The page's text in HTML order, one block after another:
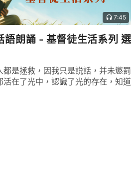
7:45
語朗誦 - 基督徒生活系列 選
是拯救，因我只是説話，并未懲罰
活在了光中，認識了光的存在，知道